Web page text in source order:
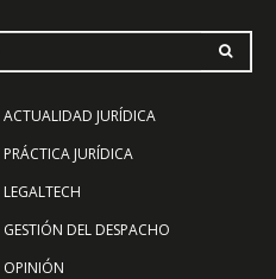
ACTUALIDAD JURÍDICA
PRÁCTICA JURÍDICA
LEGALTECH
GESTIÓN DEL DESPACHO
OPINIÓN